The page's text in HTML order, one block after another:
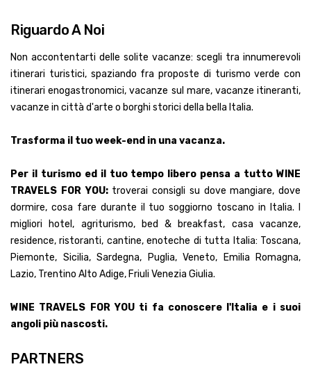
Riguardo A Noi
Non accontentarti delle solite vacanze: scegli tra innumerevoli
itinerari turistici, spaziando fra proposte di turismo verde con
itinerari enogastronomici, vacanze sul mare, vacanze itineranti,
vacanze in città d'arte o borghi storici della bella Italia.
Trasforma il tuo week-end in una vacanza.
Per il turismo ed il tuo tempo libero pensa a tutto WINE
TRAVELS FOR YOU:troverai consigli su dove mangiare, dove
dormire, cosa fare durante il tuo soggiorno toscano in Italia. I
migliori hotel, agriturismo, bed & breakfast, casa vacanze,
residence, ristoranti, cantine, enoteche di tutta Italia: Toscana,
Piemonte, Sicilia, Sardegna, Puglia, Veneto, Emilia Romagna,
Lazio, Trentino Alto Adige, Friuli Venezia Giulia.
WINE TRAVELS FOR YOU ti fa conoscere l'Italia e i suoi
angoli più nascosti.
PARTNERS